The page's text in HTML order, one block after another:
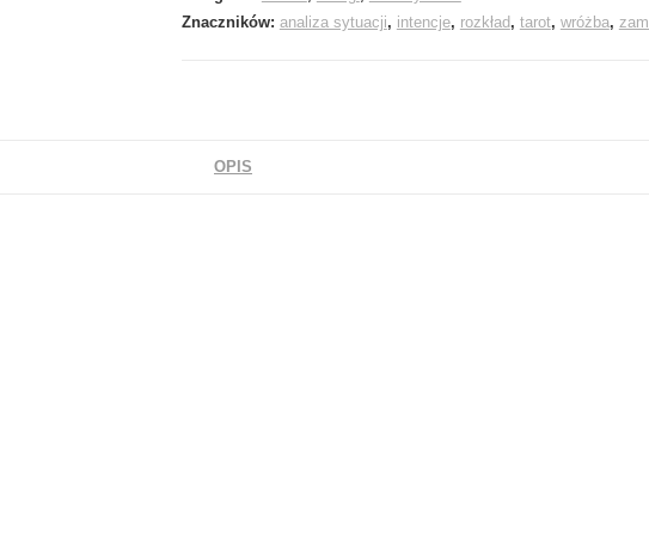
Znaczników: analiza sytuacji, intencje, rozkład , tarot, wróżba,
OPIS